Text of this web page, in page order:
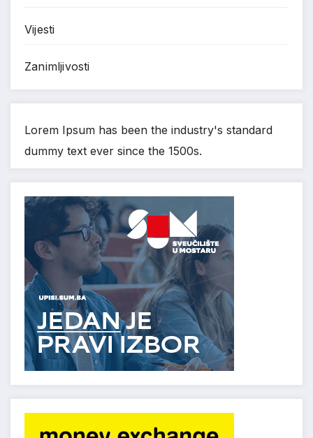
Vijesti
Zanimljivosti
Lorem Ipsum has been the industry's standard
dummy text ever since the 1500s.